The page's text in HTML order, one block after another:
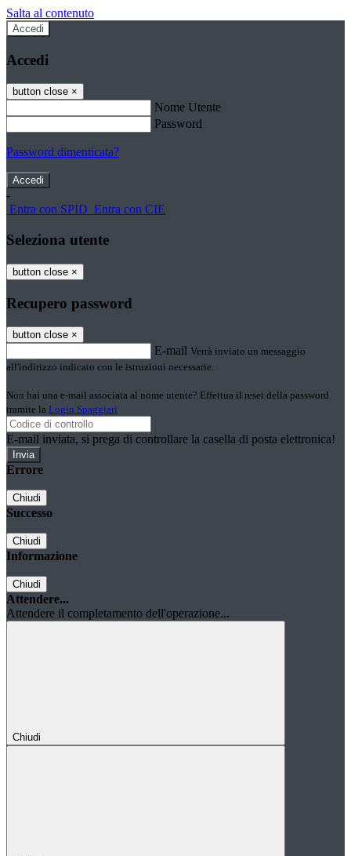
Salta al contenuto
Accedi
Accedi
button close ×
Nome Utente
Password
Password dimenticata?
-
Entra con SPID Entra con CIE
Seleziona utente
button close ×
Recupero password
button close ×
E-mail Verrà inviato un messaggio
all'indirizzo indicato con le istruzioni necessarie.
Non hai una e-mail associata al nome utente? Effettua il reset della password
tramite la Login Spaggiari
E-mail inviata, si prega di controllare la casella di posta elettronica!
Errore
Chiudi
Successo
Chiudi
Informazione
Chiudi
Attendere...
Attendere il completamento dell'operazione...
Chiudi